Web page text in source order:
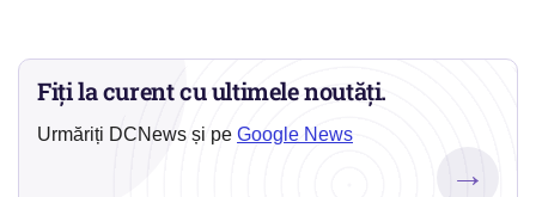
Fiți la curent cu ultimele noutăți.
Urmăriți DCNews și pe Google News
→